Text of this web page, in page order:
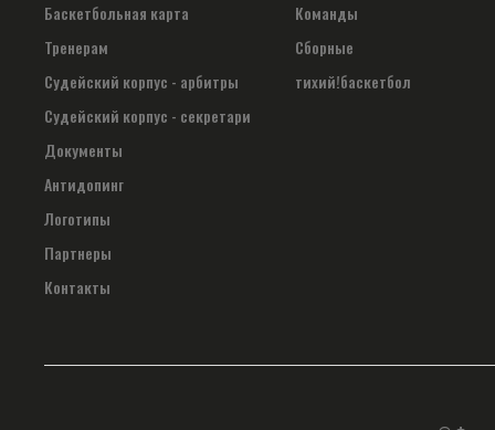
Баскетбольная карта
Тренерам
Судейский корпус - арбитры
Судейский корпус - секретари
Документы
Антидопинг
Логотипы
Партнеры
Контакты
Команды
Сборные
тихий!баскетбол